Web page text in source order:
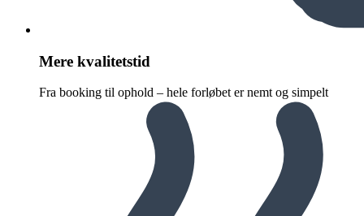
Mere kvalitetstid
Fra booking til ophold – hele forløbet er nemt og simpelt